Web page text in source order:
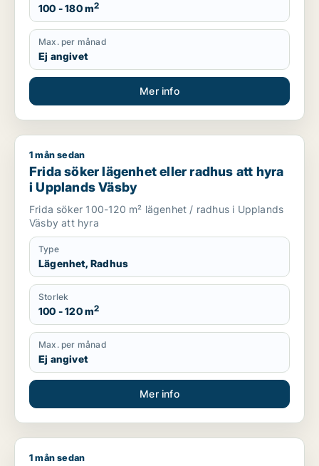
100 - 180 m2
Max. per månad
Ej angivet
Mer info
Frida söker lägenhet eller radhus att hyra i Upplands Väsby
1 mån sedan
Frida söker lägenhet eller radhus att hyra
i Upplands Väsby
Frida söker 100-120 m² lägenhet / radhus i Upplands
Väsby att hyra
Type
Lägenhet, Radhus
Storlek
100 - 120 m2
Max. per månad
Ej angivet
Mer info
Susanne söker lägenhet, hus eller radhus att hyra i Värmdö
1 mån sedan